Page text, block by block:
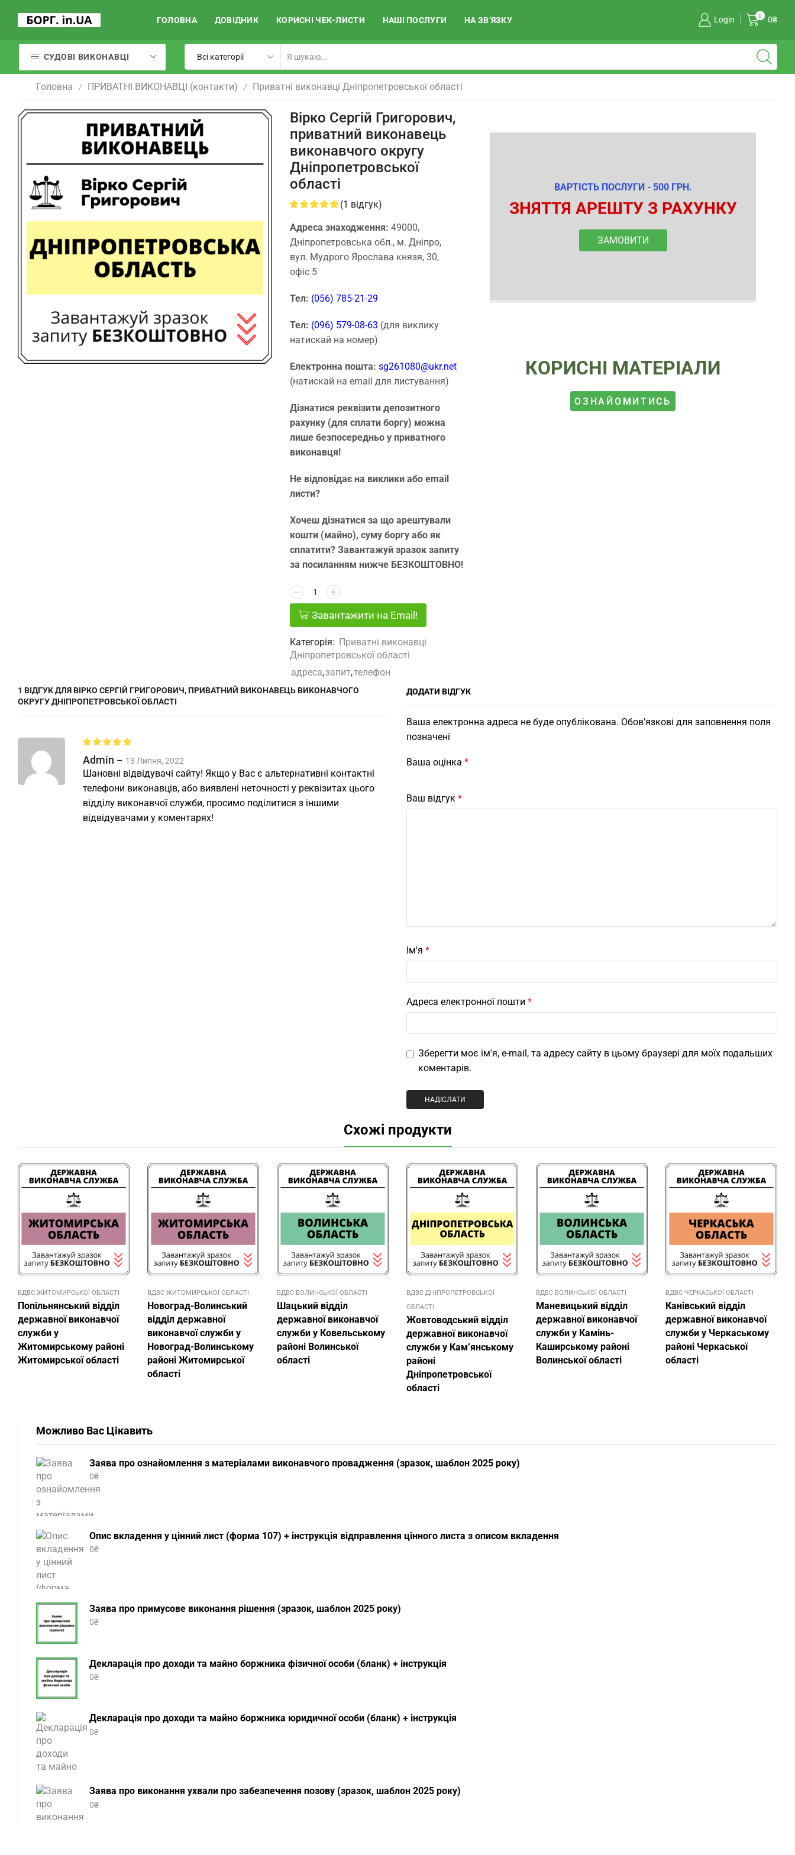
ГОЛОВНА ДОВІДНИК КОРИСНІ ЧЕК-ЛИСТИ НАШІ ПОСЛУГИ НА ЗВ’ЯЗКУ Login 0 0₴
СУДОВІ ВИКОНАВЦІ
Головна / ПРИВАТНІ ВИКОНАВЦІ (контакти) / Приватні виконавці Дніпропетровської області
Вірко Сергій Григорович,
приватний виконавець
виконавчого округу
Дніпропетровської
області
(1 відгук)
Адреса знаходження: 49000,
Дніпропетровська обл., м. Дніпро,
вул. Мудрого Ярослава князя, 30,
офіс 5
Тел: (056) 785-21-29
Тел: (096) 579-08-63 (для виклику
натискай на номер)
Електронна пошта: sg261080@ukr.net
(натискай на email для листування)
Дізнатися реквізити депозитного
рахунку (для сплати боргу) можна
лише безпосередньо у приватного
виконавця!
Не відповідає на виклики або email
листи?
Хочеш дізнатися за що арештували
кошти (майно), суму боргу або як
сплатити? Завантажуй зразок запиту
за посиланням нижче БЕЗКОШТОВНО!
Завантажити на Email!
Категорія: Приватні виконавці
Дніпропетровської області
адреса,запит,телефон
ВАРТІСТЬ ПОСЛУГИ - 500 ГРН.
ЗНЯТТЯ АРЕШТУ З РАХУНКУ
ЗАМОВИТИ
КОРИСНІ МАТЕРІАЛИ
ОЗНАЙОМИТИСЬ
1 ВІДГУК ДЛЯВІРКО СЕРГІЙ ГРИГОРОВИЧ, ПРИВАТНИЙ ВИКОНАВЕЦЬ ВИКОНАВЧОГО
ОКРУГУ ДНІПРОПЕТРОВСЬКОЇ ОБЛАСТІ
Admin – 13 Липня, 2022
Шановні відвідувачі сайту! Якщо у Вас є альтернативні контактні
телефони виконавців, або виявлені неточності у реквізитах цього
відділу виконавчої служби, просимо поділитися з іншими
відвідувачами у коментарях!
ДОДАТИ ВІДГУК
Ваша електронна адреса не буде опублікована. Обов'язкові для заповнення поля
позначені
Ваша оцінка *
Ваш відгук *
Ім'я *
Адреса електронної пошти *
Зберегти моє ім'я, e-mail, та адресу сайту в цьому браузері для моїх подальших
коментарів.
Схожі продукти
ВДВС ЖИТОМИРСЬКОЇ ОБЛАСТІ
Попільнянський відділ
державної виконавчої
служби у
Житомирському районі
Житомирської області
ВДВС ЖИТОМИРСЬКОЇ ОБЛАСТІ
Новоград-Волинський
відділ державної
виконавчої служби у
Новоград-Волинському
районі Житомирської
області
ВДВС ВОЛИНСЬКОЇ ОБЛАСТІ
Шацький відділ
державної виконавчої
служби у Ковельському
районі Волинської
області
ВДВС ДНІПРОПЕТРОВСЬКОЇ
ОБЛАСТІ
Жовтоводський відділ
державної виконавчої
служби у Кам’янському
районі
Дніпропетровської
області
ВДВС ВОЛИНСЬКОЇ ОБЛАСТІ
Маневицький відділ
державної виконавчої
служби у Камінь-
Каширському районі
Волинської області
ВДВС ЧЕРКАСЬКОЇ ОБЛАСТІ
Канівський відділ
державної виконавчої
служби у Черкаському
районі Черкаської
області
Можливо Вас Цікавить
Заява про ознайомлення з матеріалами виконавчого провадження (зразок, шаблон 2025 року)
0₴
Опис вкладення у цінний лист (форма 107) + інструкція відправлення цінного листа з описом вкладення
0₴
Заява про примусове виконання рішення (зразок, шаблон 2025 року)
0₴
Декларація про доходи та майно боржника фізичної особи (бланк) + інструкція
0₴
Декларація про доходи та майно боржника юридичної особи (бланк) + інструкція
0₴
Заява про виконання ухвали про забезпечення позову (зразок, шаблон 2025 року)
0₴